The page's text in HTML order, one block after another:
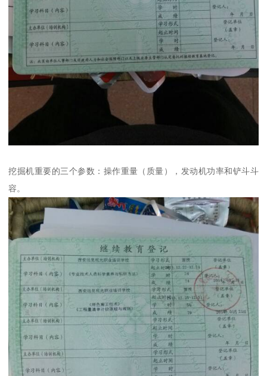
挖掘机重要的三个参数：操作重量（质量），发动机功率和铲斗斗
容。